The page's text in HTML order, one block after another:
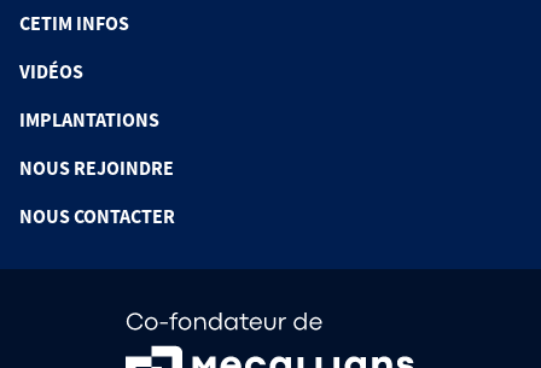
CETIM INFOS
VIDÉOS
IMPLANTATIONS
NOUS REJOINDRE
NOUS CONTACTER